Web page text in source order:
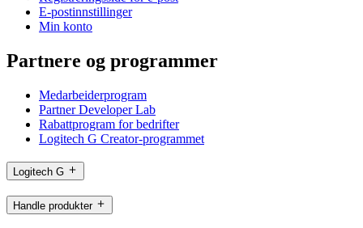
E-postinnstillinger
Min konto
Partnere og programmer
Medarbeiderprogram
Partner Developer Lab
Rabattprogram for bedrifter
Logitech G Creator-programmet
Logitech G
Handle produkter